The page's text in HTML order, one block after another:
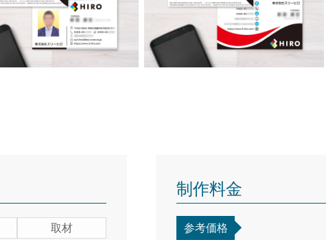
取材
制作料金
参考価格